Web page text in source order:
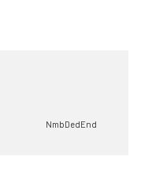
NmbDedEnd